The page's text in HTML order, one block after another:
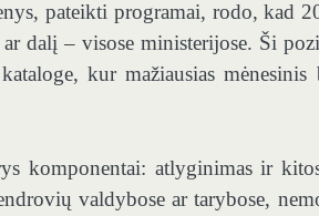
pateikti programai, rodo, kad
dalį – visose ministerijose. Ši
kur mažiausias mėnesinis
komponentai: atlyginimas ir
valdybose ar tarybose,